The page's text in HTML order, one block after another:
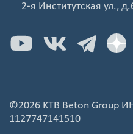
2-я Институтская ул.,
©2026 KTB Beton Group
1127747141510